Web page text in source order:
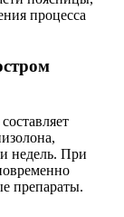
процесса
недель. При
препараты.